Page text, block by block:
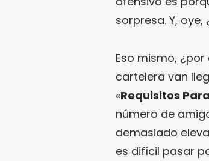
sorpresa. Y,
Eso mismo,
cartelera van
«Requisitos
número de
demasiado
es difícil pasar